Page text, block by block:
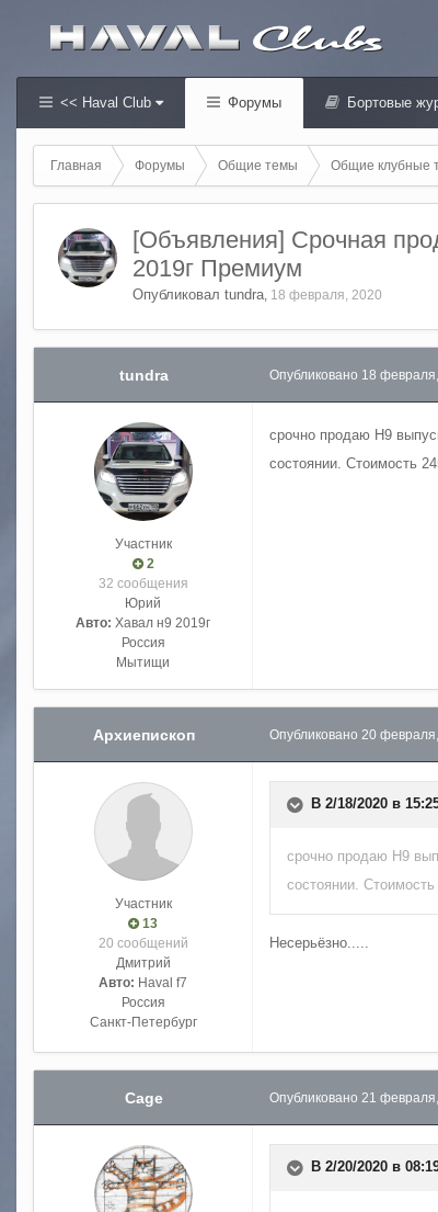
<< Haval Club Форумы Бортовые
Главная Форумы Общие темы Общие клубные
[Объявления] Срочная
2019г Премиум
Опубликовал tundra, 18 февраля, 2020
tundra
Участник
2
32 сообщения
Юрий
Авто: Хавал н9 2019г
Россия
Мытищи
Опубликовано 18
срочно продаю Н9
состоянии. Стоимость
Архиепископ
Участник
13
20 сообщений
Дмитрий
Авто: Haval f7
Россия
Санкт-Петербург
Опубликовано 20
В 2/18/2020 в
срочно продаю Н9
состоянии.
Несерьёзно.....
Cage Опубликовано 21
В 2/20/2020 в